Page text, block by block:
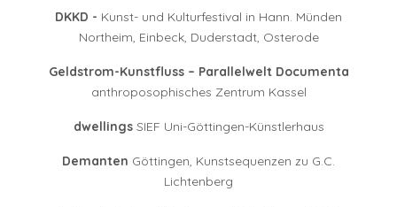
DKKD - Kunst- und Kulturfestival in Hann. Münden
Northeim, Einbeck, Duderstadt, Osterode
Geldstrom-Kunstfluss – Parallelwelt Documenta
anthroposophisches Zentrum Kassel
dwellingsSIEF Uni-Göttingen-Künstlerhaus
Demanten Göttingen, Kunstsequenzen zu G.C.
Lichtenberg